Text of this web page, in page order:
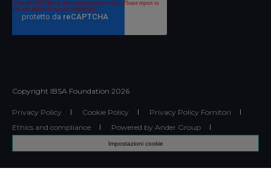
Copyright IBSA Foundation 2026
Privacy Policy Cookie Policy
Privacy Policy Fornitori
Ethics and compliance
Powered by Ander Group
Impostazioni cookie